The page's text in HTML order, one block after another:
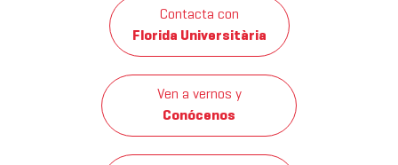
Contacta con
Florida Universitària
Ven a vernos y
Conócenos